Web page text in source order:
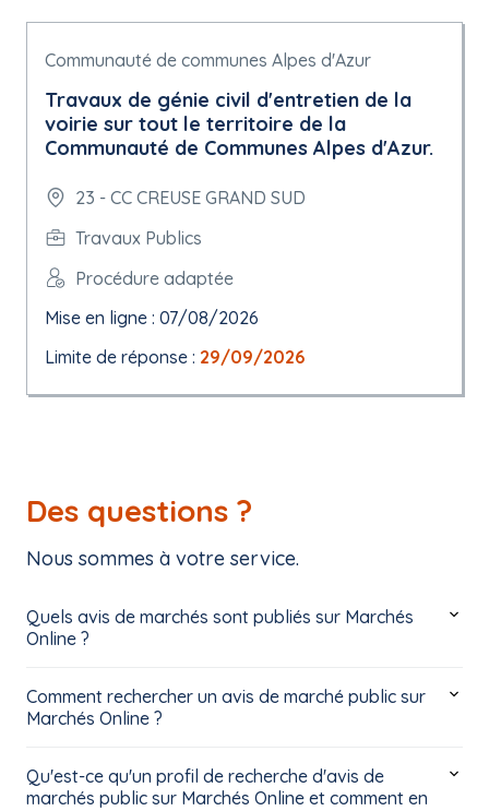
Communauté de communes Alpes d'Azur
Travaux de génie civil d'entretien de la
voirie sur tout le territoire de la
Communauté de Communes Alpes d'Azur.
23 - CC CREUSE GRAND SUD
Travaux Publics
Procédure adaptée
Mise en ligne : 07/08/2026
Limite de réponse : 29/09/2026
Des questions ?
Nous sommes à votre service.
Quels avis de marchés sont publiés sur Marchés
Online ?
Comment rechercher un avis de marché public sur
Marchés Online ?
Qu'est-ce qu'un profil de recherche d'avis de
marchés public sur Marchés Online et comment en